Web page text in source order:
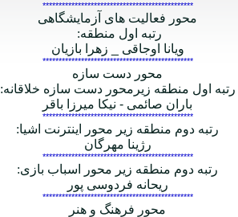
***********************************************
محور فعالیت های آزمایشگاهی
رتبه اول منطقه:
ویانا اوجاقی _ زهرا بازیان
***********************************************
محور دست سازه
رتبه اول منطقه زیرمحور دست سازه خلاقانه:
باران صائمی - نیکا میرزا باقر
***********************************************
رتبه دوم منطقه زیر محور اینترنت اشیا:
رژینا مهرگان
***********************************************
رتبه دوم منطقه زیر محور اسباب بازی:
ریحانه فردوسی پور
***********************************************
محور فرهنگ و هنر